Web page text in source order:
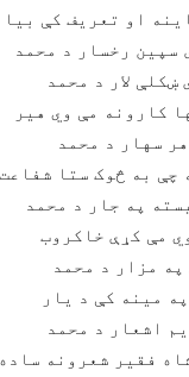
او تعريف کې
سپين رخسار د محمد
لار د محمد
کارونه مې وي هير
سهار د محمد
چې به څوک ستا
په جار د محمد
مې کړې خاکروب
مزار د محمد
مينه کې د يار
اشعار د محمد
فقير شعرونه